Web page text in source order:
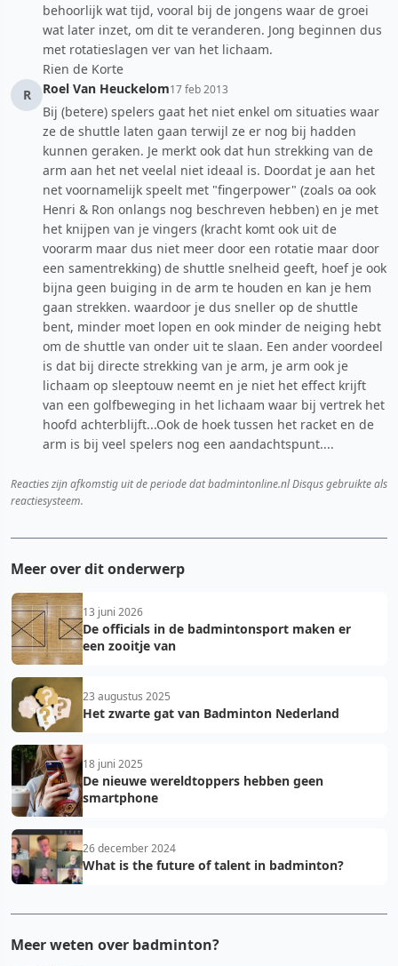
behoorlijk wat tijd, vooral bij de jongens waar de groei
wat later inzet, om dit te veranderen. Jong beginnen dus
met rotatieslagen ver van het lichaam.
Rien de Korte
R
Roel Van Heuckelom17 feb 2013
Bij (betere) spelers gaat het niet enkel om situaties waar
ze de shuttle laten gaan terwijl ze er nog bij hadden
kunnen geraken. Je merkt ook dat hun strekking van de
arm aan het net veelal niet ideaal is. Doordat je aan het
net voornamelijk speelt met "fingerpower" (zoals oa ook
Henri & Ron onlangs nog beschreven hebben) en je met
het knijpen van je vingers (kracht komt ook uit de
voorarm maar dus niet meer door een rotatie maar door
een samentrekking) de shuttle snelheid geeft, hoef je ook
bijna geen buiging in de arm te houden en kan je hem
gaan strekken. waardoor je dus sneller op de shuttle
bent, minder moet lopen en ook minder de neiging hebt
om de shuttle van onder uit te slaan. Een ander voordeel
is dat bij directe strekking van je arm, je arm ook je
lichaam op sleeptouw neemt en je niet het effect krijft
van een golfbeweging in het lichaam waar bij vertrek het
hoofd achterblijft...Ook de hoek tussen het racket en de
arm is bij veel spelers nog een aandachtspunt....
Reacties zijn afkomstig uit de periode dat badmintonline.nl Disqus gebruikte als
reactiesysteem.
Meer over dit onderwerp
13 juni 2026
De officials in de badmintonsport maken er
een zooitje van
23 augustus 2025
Het zwarte gat van Badminton Nederland
18 juni 2025
De nieuwe wereldtoppers hebben geen
smartphone
26 december 2024
What is the future of talent in badminton?
Meer weten over badminton?